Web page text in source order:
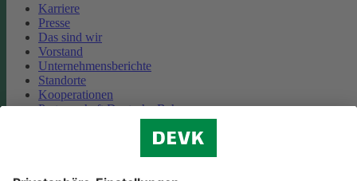
Karriere
Presse
Das sind wir
Vorstand
Unternehmensberichte
Standorte
Kooperationen
Partnerschaft Deutsche Bahn